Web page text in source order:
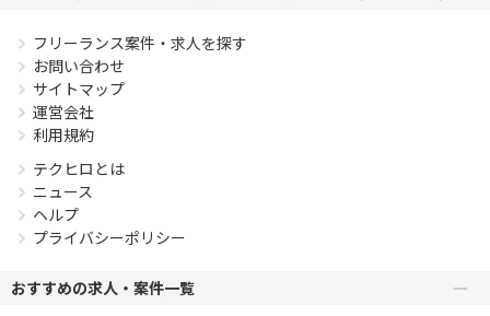
フリーランス案件・求人を探す
お問い合わせ
サイトマップ
運営会社
利用規約
テクヒロとは
ニュース
ヘルプ
プライバシーポリシー
おすすめの求人・案件一覧